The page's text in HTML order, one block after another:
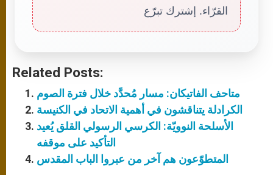
القرّاء. إشترك تبرّع
Related Posts:
متاحف الفاتيكان: مسار مُحدَّد خلال فترة الصوم
الكرادلة يتناقشون في أهمية الاتحاد في الكنيسة
الأسلحة النوويّة: الكرسي الرسولي القلق يُعيد
التأكيد على موقفه
المتطوّعون هم آخر من عبروا الباب المقدس